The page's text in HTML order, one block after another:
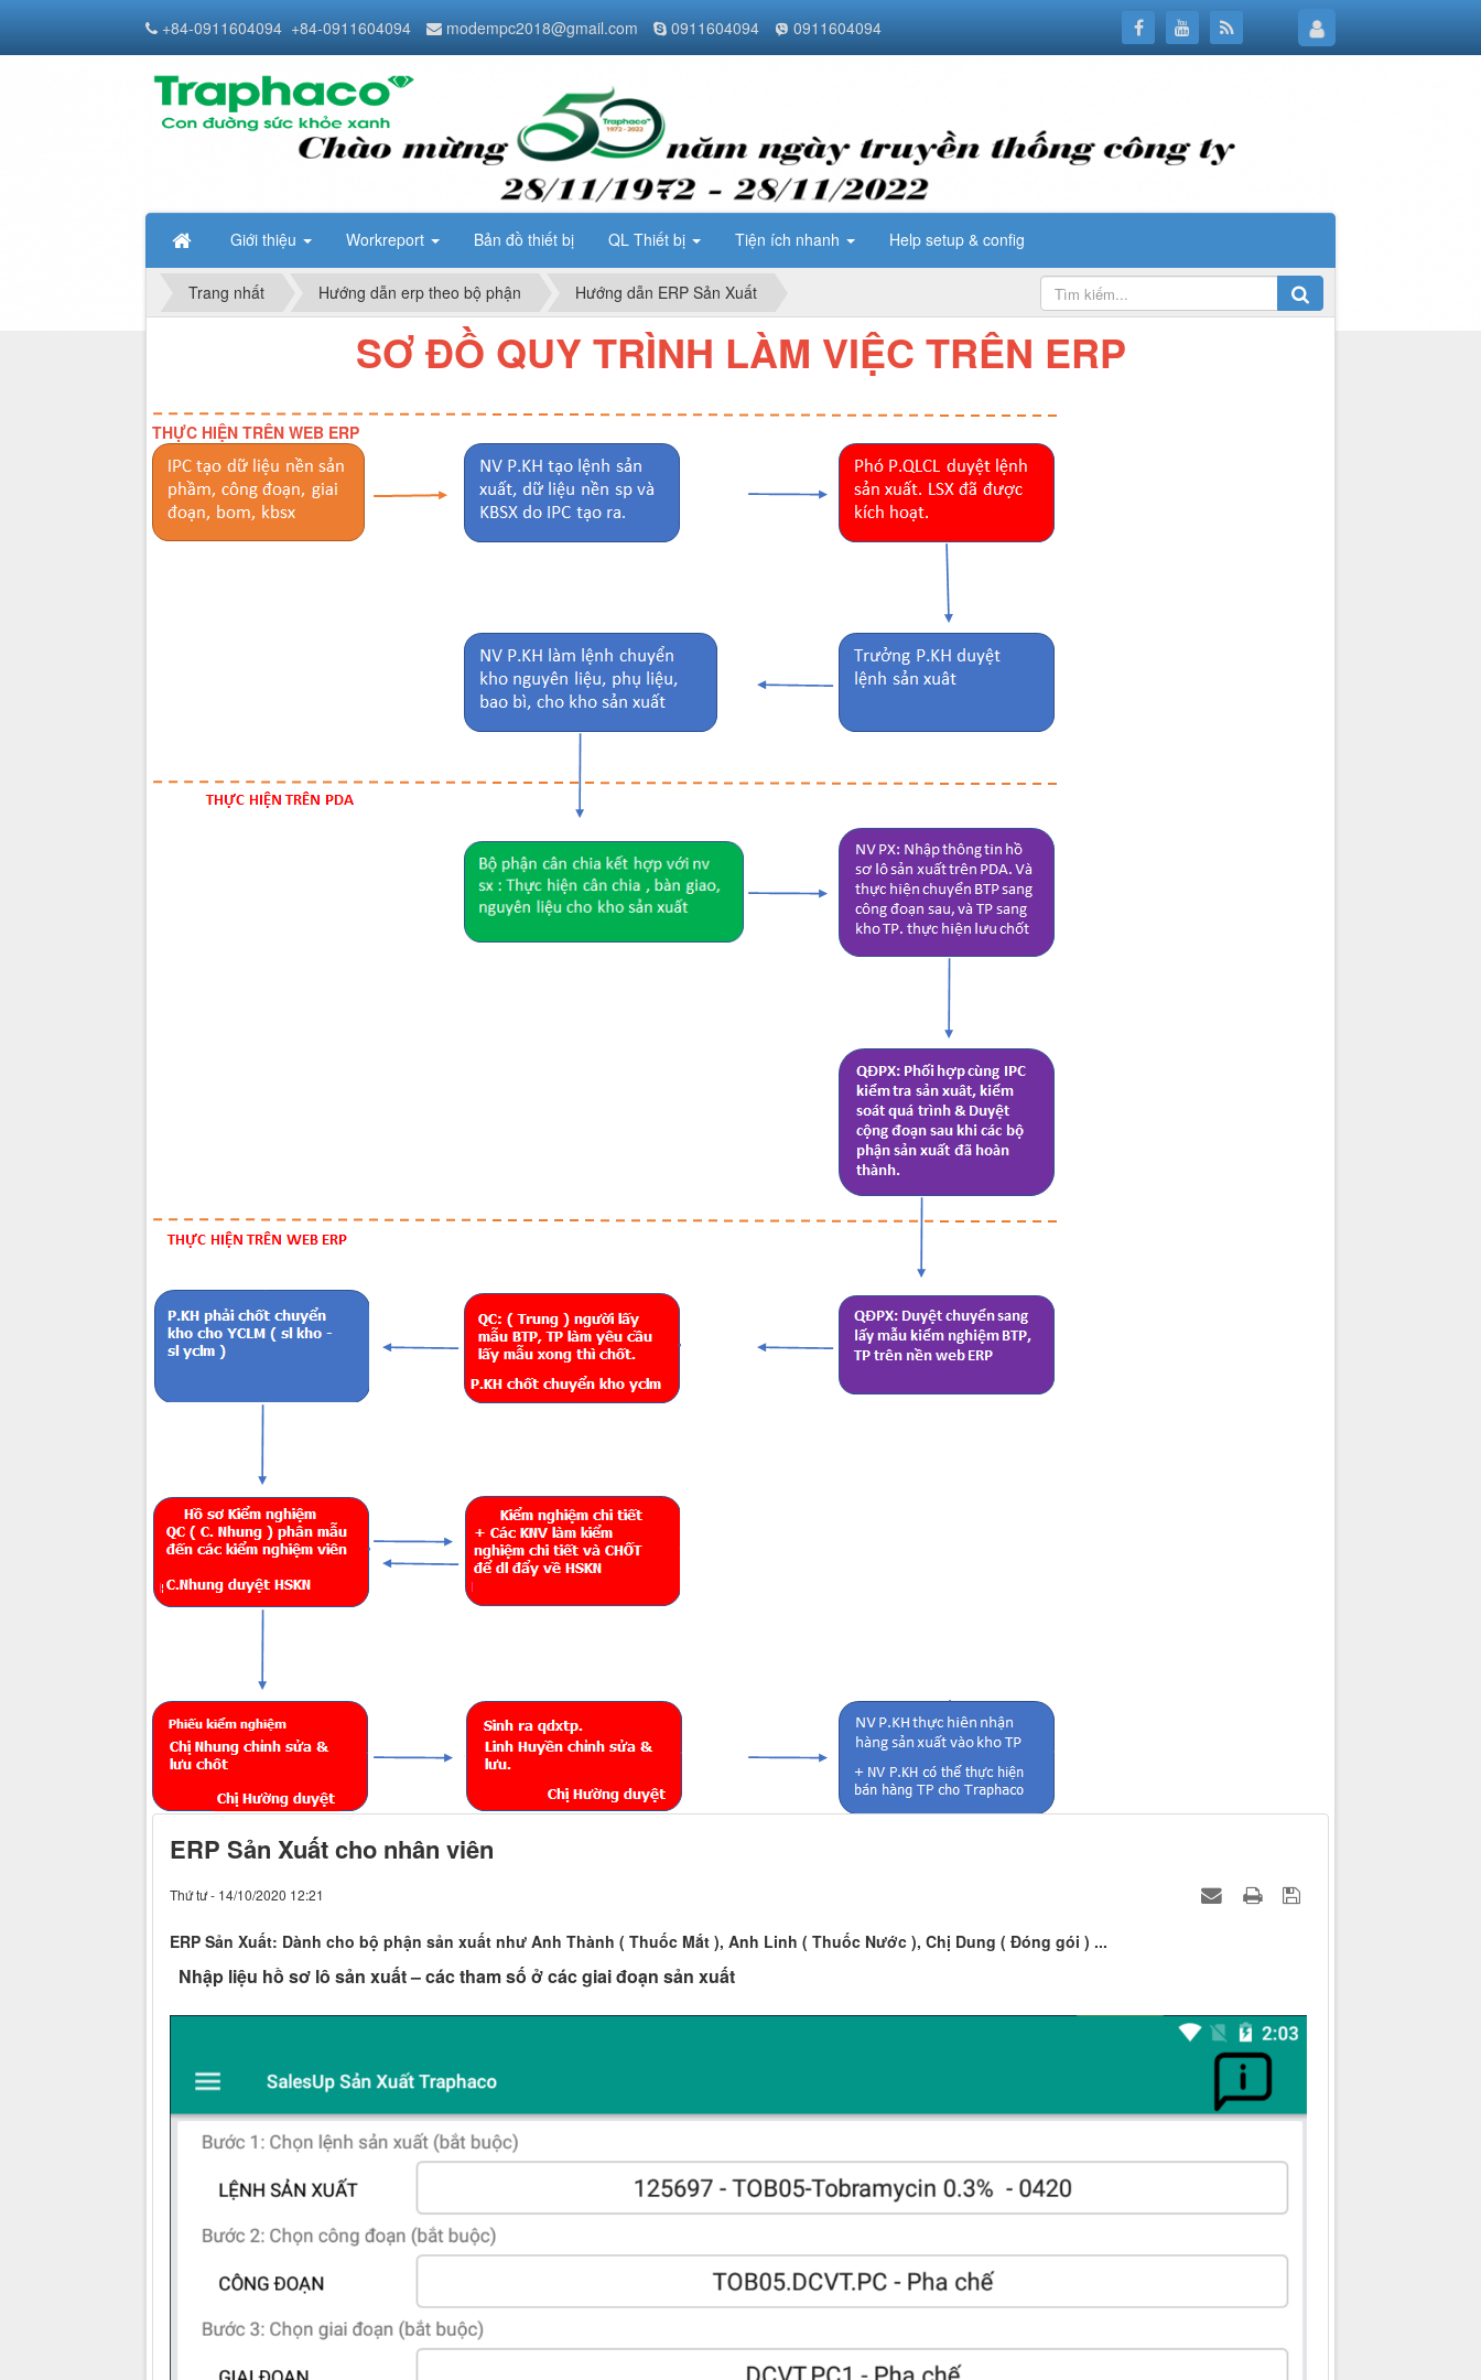
+84-0911604094 +84-0911604094 modempc2018@gmail.com 0911604094 0911604094
Giới thiệu Workreport Bản đồ thiết bị QL Thiết bị Tiện ích nhanh Help setup & config
Trang nhất Hướng dẫn erp theo bộ phận Hướng dẫn ERP Sản Xuất
SƠ ĐỒ QUY TRÌNH LÀM VIỆC TRÊN ERP
THỰC HIỆN TRÊN WEB ERP
ERP Sản Xuất cho nhân viên
Thứ tư - 14/10/2020 12:21
ERP Sản Xuất: Dành cho bộ phận sản xuất như Anh Thành ( Thuốc Mắt ), Anh Linh ( Thuốc Nước ), Chị Dung ( Đóng gói ) ...
Nhập liệu hồ sơ lô sản xuất – các tham số ở các giai đoạn sản xuất